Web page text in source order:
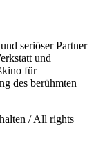
seriöser Partner
und
für
des berühmten
/ All rights